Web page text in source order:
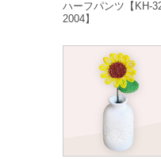
ハーフパンツ【KH-
2004】